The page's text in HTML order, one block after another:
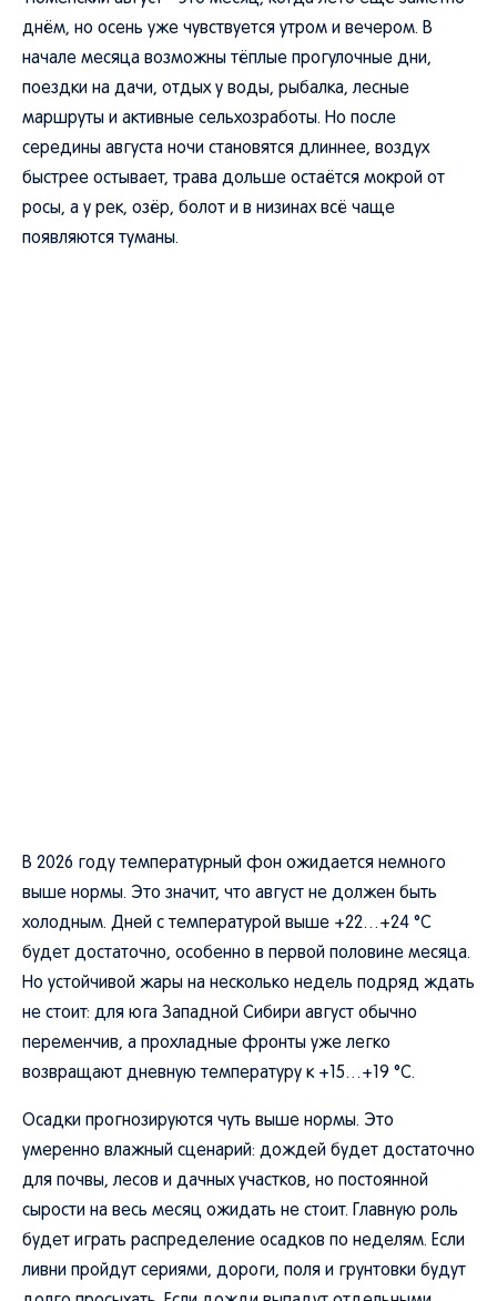
днём, но осень уже чувствуется утром и вечером. В
начале месяца возможны тёплые прогулочные дни,
поездки на дачи, отдых у воды, рыбалка, лесные
маршруты и активные сельхозработы. Но после
середины августа ночи становятся длиннее, воздух
быстрее остывает, трава дольше остаётся мокрой от
росы, а у рек, озёр, болот и в низинах всё чаще
появляются туманы.
В 2026 году температурный фон ожидается немного
выше нормы. Это значит, что август не должен быть
холодным. Дней с температурой выше +22…+24 °C
будет достаточно, особенно в первой половине месяца.
Но устойчивой жары на несколько недель подряд ждать
не стоит: для юга Западной Сибири август обычно
переменчив, а прохладные фронты уже легко
возвращают дневную температуру к +15…+19 °C.
Осадки прогнозируются чуть выше нормы. Это
умеренно влажный сценарий: дождей будет достаточно
для почвы, лесов и дачных участков, но постоянной
сырости на весь месяц ожидать не стоит. Главную роль
будет играть распределение осадков по неделям. Если
ливни пройдут сериями, дороги, поля и грунтовки будут